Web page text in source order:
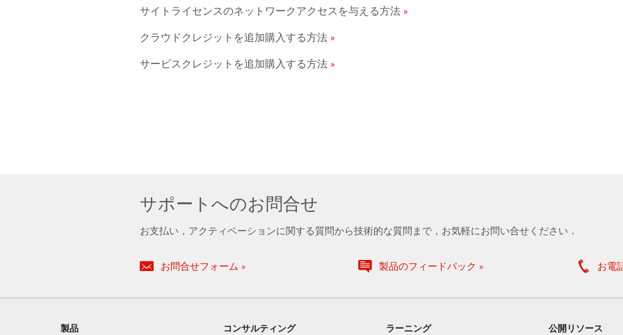
サイトライセンスのネットワークアクセスを与える方法
クラウドクレジットを追加購入する方法
サービスクレジットを追加購入する方法
サポートへのお問合せ
お支払い，アクティベーションに関する質問から技術的な質問まで，お気軽にお問い合せください．
お問合せフォーム 製品のフィードバック お電
製品
コンサルティング
ラーニング
公開リソース